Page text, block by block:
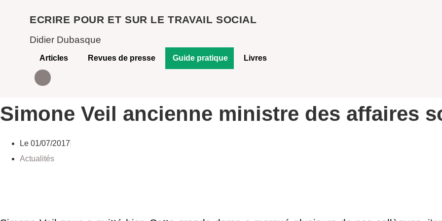
contenu
ECRIRE POUR ET SUR LE TRAVAIL SOCIAL
Didier Dubasque
Articles Revues de presse Guide pratique Livres
Simone Veil ancienne ministre des affaires
Le 01/07/2017
Actualités